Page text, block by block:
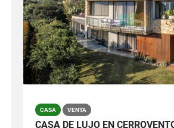
CASA VENTA